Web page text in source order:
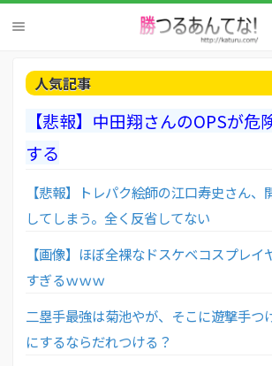
人気記事
【悲報】中田翔さんのOPSが危
する
【悲報】トレパク絵師の江口寿史さん、
してしまう。全く反省してない
【画像】ほぼ全裸なドスケベコスプレイ
すぎるｗｗｗ
二塁手最強は菊池やが、そこに遊撃手つ
にするならだれつける？